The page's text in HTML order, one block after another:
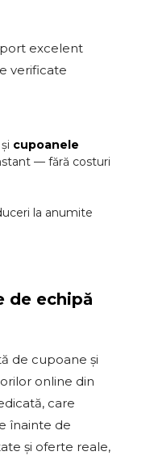
excelent
verificate
și cupoanele
— fără costuri
la anumite
de echipă
de cupoane și
online din
care
înainte de
și oferte reale,